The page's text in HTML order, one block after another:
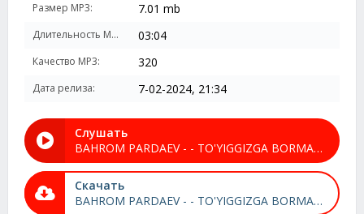
Размер MP3: 7.01 mb
Длительность MP3: 03:04
Качество MP3: 320
Дата релиза: 7-02-2024, 21:34
Слушать
BAHROM PARDAEV - - TO'YIGGIZGA BORMAYMAN (COVER)
Скачать
BAHROM PARDAEV - - TO'YIGGIZGA BORMAYMAN (COVER)